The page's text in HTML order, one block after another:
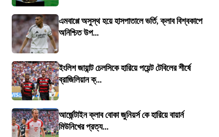
এমবাপ্পে অসুস্থ হয়ে হাসপাতালে ভর্তি, ক্লাব বিশ্বকাপে
অনিশ্চিত উপ...
ইংলিশ জায়ান্ট চেলসিকে হারিয়ে পয়েন্ট টেবিলের শীর্ষে
ব্রাজিলিয়ান ক্...
আর্জেন্টাইন ক্লাব বোকা জুনিয়র্স কে হারিয়ে বায়ার্ন
মিউনিখের প্রত্য...